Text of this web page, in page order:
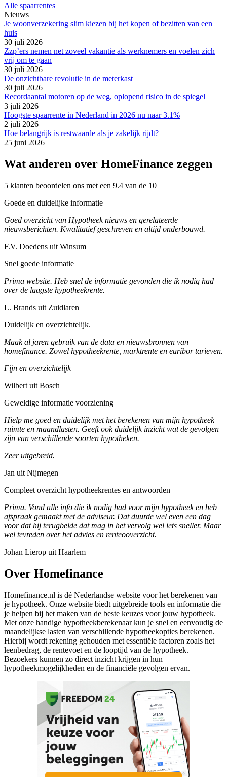
Alle spaarrentes
Nieuws
Je woonverzekering slim kiezen bij het kopen of bezitten van een
huis
30 juli 2026
Zzp’ers nemen net zoveel vakantie als werknemers en voelen zich
vrij om te gaan
30 juli 2026
De onzichtbare revolutie in de meterkast
30 juli 2026
Recordaantal motoren op de weg, oplopend risico in de spiegel
3 juli 2026
Hoogste spaarrente in Nederland in 2026 nu naar 3.1%
2 juli 2026
Hoe belangrijk is restwaarde als je zakelijk rijdt?
25 juni 2026
Wat anderen over HomeFinance zeggen
5 klanten beoordelen ons met een 9.4 van de 10
Goede en duidelijke informatie
Goed overzicht van Hypotheek nieuws en gerelateerde
nieuwsberichten. Kwalitatief geschreven en altijd onderbouwd.
F.V. Doedens uit Winsum
Snel goede informatie
Prima website. Heb snel de informatie gevonden die ik nodig had
over de laagste hypotheekrente.
L. Brands uit Zuidlaren
Duidelijk en overzichtelijk.
Maak al jaren gebruik van de data en nieuwsbronnen van
homefinance. Zowel hypotheekrente, marktrente en euribor tarieven.
Fijn en overzichtelijk
Wilbert uit Bosch
Geweldige informatie voorziening
Hielp me goed en duidelijk met het berekenen van mijn hypotheek
ruimte en maandlasten. Geeft ook duidelijk inzicht wat de gevolgen
zijn van verschillende soorten hypotheken.
Zeer uitgebreid.
Jan uit Nijmegen
Compleet overzicht hypotheekrentes en antwoorden
Prima. Vond alle info die ik nodig had voor mijn hypotheek en heb
afspraak gemaakt met de adviseur. Dat duurde wel even een dag
voor dat hij terugbelde dat mag in het vervolg wel iets sneller. Maar
wel tevreden over het advies en renteooverzicht.
Johan Lierop uit Haarlem
Over Homefinance
Homefinance.nl is dé Nederlandse website voor het berekenen van
je hypotheek. Onze website biedt uitgebreide tools en informatie die
je helpen bij het maken van de beste keuzes voor jouw hypotheek.
Met onze handige hypotheekberekenaar kun je snel en eenvoudig de
maandelijkse lasten van verschillende hypotheekopties berekenen.
Hierbij wordt rekening gehouden met essentiële factoren zoals het
leenbedrag, de rentevoet en de looptijd van de hypotheek.
Bezoekers kunnen zo direct inzicht krijgen in hun
hypotheekmogelijkheden en de financiële gevolgen ervan.